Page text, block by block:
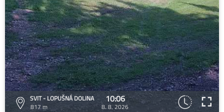
SVIT - LOPUŠNÁ DOLINA
817 m
10:06
8. 8. 2026